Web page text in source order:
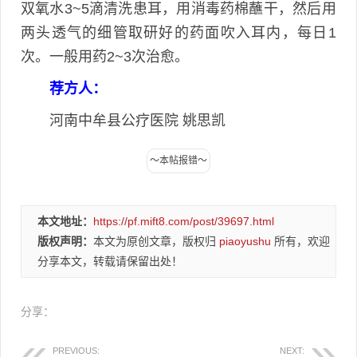
双氧水3~5滴清洗患耳，用消毒药棉蘸干，然后用
两头透气的细管取研好的药面吹入耳内，每日1
次。一般用药2~3次治愈。
荐方人：
河南中牟县公疗医院 姚思凯
本文地址： https://pf.mift8.com/post/39697.html
版权声明： 本文为原创文章，版权归 piaoyushu 所有，欢迎
分享本文，转载请保留出处！
分享：
PREVIOUS: NEXT: